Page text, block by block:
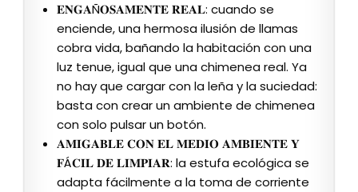
𝐄𝐍𝐆𝐀Ñ𝐎𝐒𝐀𝐌𝐄𝐍𝐓𝐄 𝐑𝐄𝐀𝐋: cuando se
enciende, una hermosa ilusión de llamas
cobra vida, bañando la habitación con una
luz tenue, igual que una chimenea real. Ya
no hay que cargar con la leña y la suciedad:
basta con crear un ambiente de chimenea
con solo pulsar un botón.
𝐀𝐌𝐈𝐆𝐀𝐁𝐋𝐄 𝐂𝐎𝐍 𝐄𝐋 𝐌𝐄𝐃𝐈𝐎 𝐀𝐌𝐁𝐈𝐄𝐍𝐓𝐄 𝐘
𝐅Á𝐂𝐈𝐋 𝐃𝐄 𝐋𝐈𝐌𝐏𝐈𝐀𝐑: la estufa ecológica se
adapta fácilmente a la toma de corriente